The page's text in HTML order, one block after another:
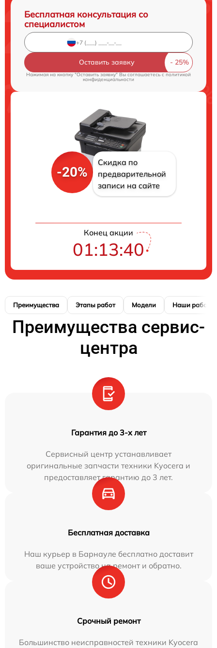
Бесплатная консультация со
специалистом
Оставить заявку
Нажимая на кнопку "Оставить заявку" Вы соглашаетесь c политикой
конфиденциальности
-20%
Скидка по
предварительной
записи на сайте
Конец акции
01:13:39
Преимущества Этапы работ Модели Наши работы
Преимущества сервис-
центра
Гарантия до 3-х лет
Сервисный центр устанавливает
оригинальные запчасти техники Kyocera и
предоставляет гарантию до 3 лет.
Бесплатная доставка
Наш курьер в Барнауле бесплатно доставит
ваше устройство на ремонт и обратно.
Срочный ремонт
Большинство неисправностей техники Kyocera